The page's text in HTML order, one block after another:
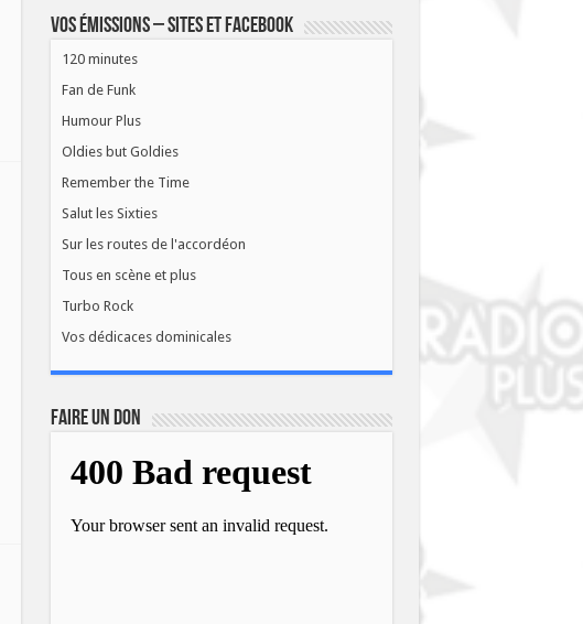
Vos émissions – Sites et Facebook
120 minutes
Fan de Funk
Humour Plus
Oldies but Goldies
Remember the Time
Salut les Sixties
Sur les routes de l'accordéon
Tous en scène et plus
Turbo Rock
Vos dédicaces dominicales
FAIRE UN DON